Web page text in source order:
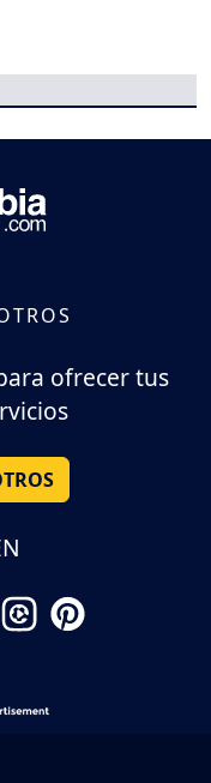
ofrecer tus